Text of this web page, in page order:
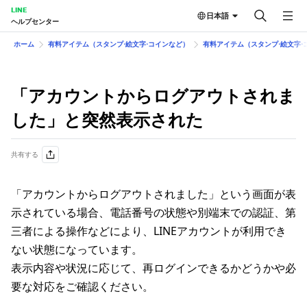
LINE
ヘルプセンター
日本語
ホーム 有料アイテム（スタンプ⋅絵文字⋅コインなど） 有料アイテム（スタンプ⋅絵文字⋅
「アカウントからログアウトされま
した」と突然表示された
共有する
「アカウントからログアウトされました」という画面が表
示されている場合、電話番号の状態や別端末での認証、第
三者による操作などにより、LINEアカウントが利用でき
ない状態になっています。
表示内容や状況に応じて、再ログインできるかどうかや必
要な対応をご確認ください。